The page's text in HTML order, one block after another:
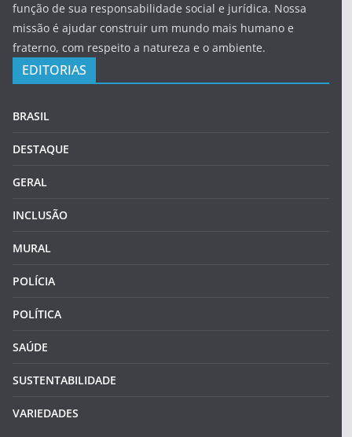
função de sua responsabilidade social e jurídica. Nossa
missão é ajudar construir um mundo mais humano e
fraterno, com respeito a natureza e o ambiente.
EDITORIAS
BRASIL
DESTAQUE
GERAL
INCLUSÃO
MURAL
POLÍCIA
POLÍTICA
SAÚDE
SUSTENTABILIDADE
VARIEDADES